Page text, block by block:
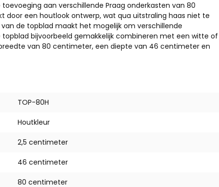
aan verschillende Praag onderkasten van 80
door een houtlook ontwerp, wat qua uitstraling haas niet te
de topblad maakt het mogelijk om verschillende
bijvoorbeeld gemakkelijk combineren met een witte of
van 80 centimeter, een diepte van 46 centimeter en
TOP-80H
Houtkleur
2,5 centimeter
46 centimeter
80 centimeter